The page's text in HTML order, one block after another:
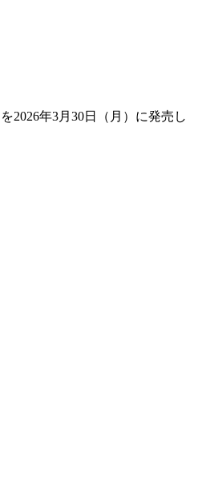
2026年3月30日（月）に発売し